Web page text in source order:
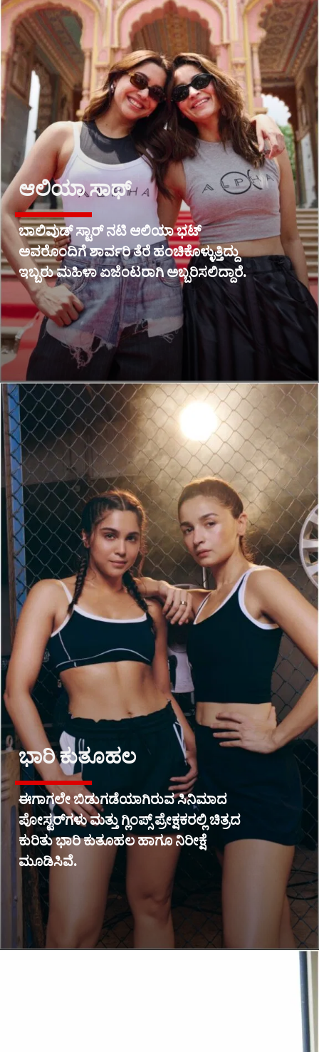
ಆಲಿಯಾ ಸಾಥ್
ಬಾಲಿವುಡ್ ಸ್ಟಾರ್ ನಟಿ ಆಲಿಯಾ ಭಟ್
ಅವರೊಂದಿಗೆ ಶಾರ್ವರಿ ತೆರೆ ಹಂಚಿಕೊಳ್ಳುತ್ತಿದ್ದು
ಇಬ್ಬರು ಮಹಿಳಾ ಏಜೆಂಟರಾಗಿ ಅಬ್ಬರಿಸಲಿದ್ದಾರೆ.
ಭಾರಿ ಕುತೂಹಲ
ಈಗಾಗಲೇ ಬಿಡುಗಡೆಯಾಗಿರುವ ಸಿನಿಮಾದ
ಪೋಸ್ಟರ್‌ಗಳು ಮತ್ತು ಗ್ಲಿಂಪ್ಸ್ ಪ್ರೇಕ್ಷಕರಲ್ಲಿ ಚಿತ್ರದ
ಕುರಿತು ಭಾರಿ ಕುತೂಹಲ ಹಾಗೂ ನಿರೀಕ್ಷೆ
ಮೂಡಿಸಿವೆ.